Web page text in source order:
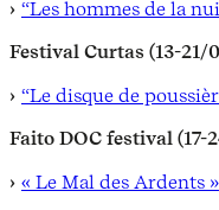
“Les hommes de la
Festival Curtas (13-21/
“Le disque de
Faito DOC festival (17-
« Le Mal des Ardents »